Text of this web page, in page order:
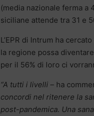
(media nazionale ferma a
siciliane attende tra 31 e
L’EPR di Intrum ha
la regione possa
per il 56% di loro ci
“A tutti i livelli – ha
concordi nel ritenere la
post-pandemica. Una